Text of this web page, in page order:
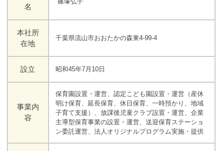
名
本社所
在地
千葉県流山市おおたかの森東4-99-4
設立 昭和45年7月10日
事業内
容
保育園設置・運営、認定こども園設置・運営（産休
明け保育、延長保育、休日保育、一時預かり、地域
子育て支援）、放課後児童クラブ設置・運営、企業
主導型保育事業の設置・運営、送迎保育ステーショ
ン委託運営、法人オリジナルプログラム実施・提供